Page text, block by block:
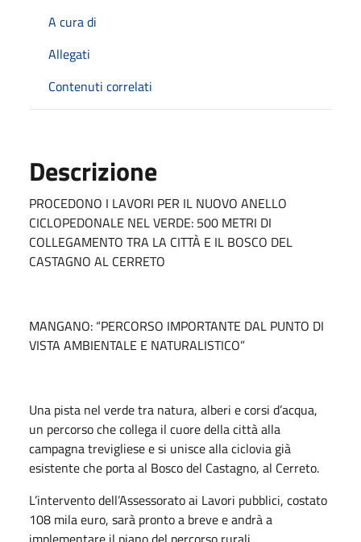
A cura di
Allegati
Contenuti correlati
Descrizione
PROCEDONO I LAVORI PER IL NUOVO ANELLO
CICLOPEDONALE NEL VERDE: 500 METRI DI
COLLEGAMENTO TRA LA CITTÀ E IL BOSCO DEL
CASTAGNO AL CERRETO
MANGANO: “PERCORSO IMPORTANTE DAL PUNTO DI
VISTA AMBIENTALE E NATURALISTICO”
Una pista nel verde tra natura, alberi e corsi d’acqua,
un percorso che collega il cuore della città alla
campagna trevigliese e si unisce alla ciclovia già
esistente che porta al Bosco del Castagno, al Cerreto.
L’intervento dell’Assessorato ai Lavori pubblici, costato
108 mila euro, sarà pronto a breve e andrà a